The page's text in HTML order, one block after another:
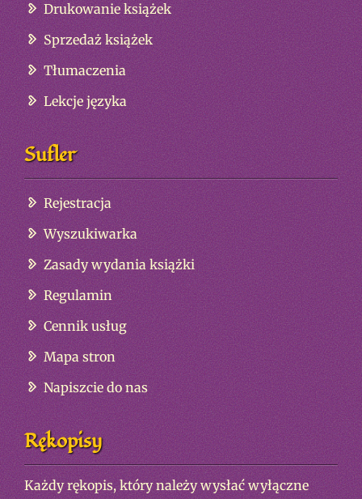
Drukowanie książek
Sprzedaż książek
Tłumaczenia
Lekcje języka
Sufler
Rejestracja
Wyszukiwarka
Zasady wydania książki
Regulamin
Cennik usług
Mapa stron
Napiszcie do nas
Rękopisy
Każdy rękopis, który należy wysłać wyłączne